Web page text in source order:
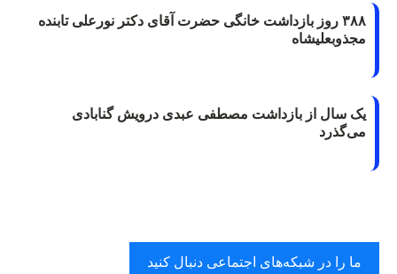
۳۸۸ روز بازداشت خانگی حضرت آقای دکتر نورعلی تابنده
مجذوبعلیشاه
یک سال از بازداشت مصطفی عبدی درویش گنابادی
می‌گذرد
ما را در شبکه‌های اجتماعی دنبال کنید